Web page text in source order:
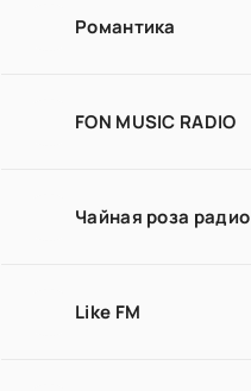
Романтика
FON MUSIC RADIO
Чайная роза радио
Like FM